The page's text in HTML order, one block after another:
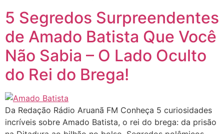
5 Segredos Surpreendentes
de Amado Batista Que Você
Não Sabia – O Lado Oculto
do Rei do Brega!
Da Redação Rádio Aruanã FM Conheça 5 curiosidades
incríveis sobre Amado Batista, o rei do brega: da prisão